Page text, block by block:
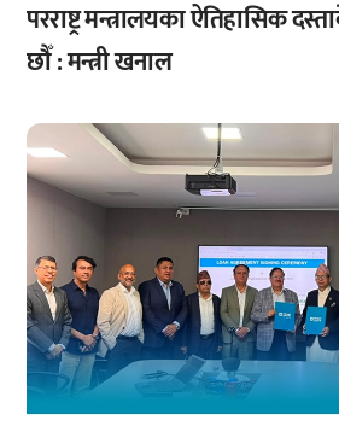
परराष्ट्र मन्त्रालयका ऐतिहासिक
छौँ : मन्त्री खनाल